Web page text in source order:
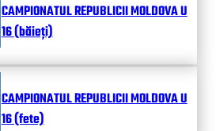
CAMPIONATUL REPUBLICII MOLDOVA U
16 (băieți)
CAMPIONATUL REPUBLICII MOLDOVA U
16 (fete)